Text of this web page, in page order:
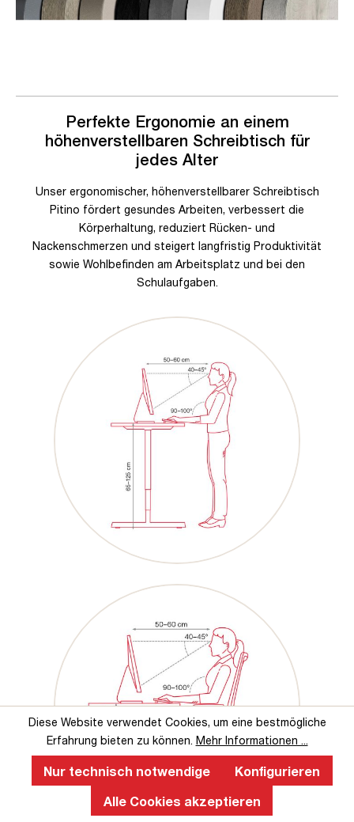
Perfekte Ergonomie an einem
höhenverstellbaren Schreibtisch für
jedes Alter
Unser ergonomischer, höhenverstellbarer Schreibtisch
Pitino fördert gesundes Arbeiten, verbessert die
Körperhaltung, reduziert Rücken- und
Nackenschmerzen und steigert langfristig Produktivität
sowie Wohlbefinden am Arbeitsplatz und bei den
Schulaufgaben.
Diese Website verwendet Cookies, um eine bestmögliche
Erfahrung bieten zu können. Mehr Informationen ...
Nur technisch notwendige
Konfigurieren
Alle Cookies akzeptieren